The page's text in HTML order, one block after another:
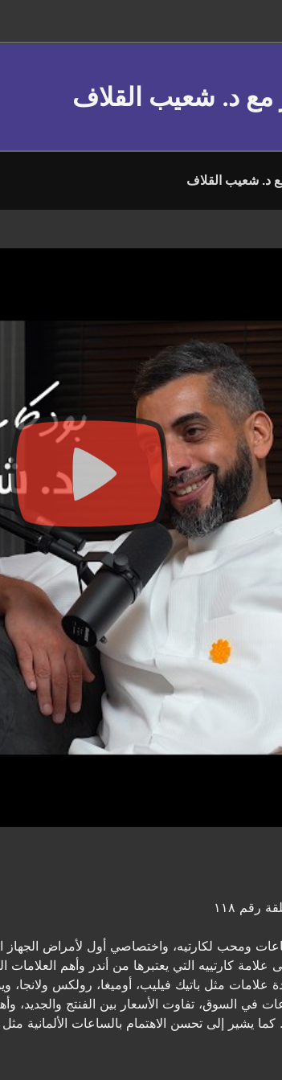
مع د. شعيب القلاف
د. شعيب القلاف
رقم ١١٨
ومحب لكارتيه، واختصاصي أول لأمراض الجهاز
كارتييه التي يعتبرها من أندر وأهم
علامات مثل باتيك فيليب، أوميغا، رولكس
في السوق، تفاوت الأسعار بين الفنتج والجديد،
يشير إلى تحسن الاهتمام بالساعات الألمانية مثل